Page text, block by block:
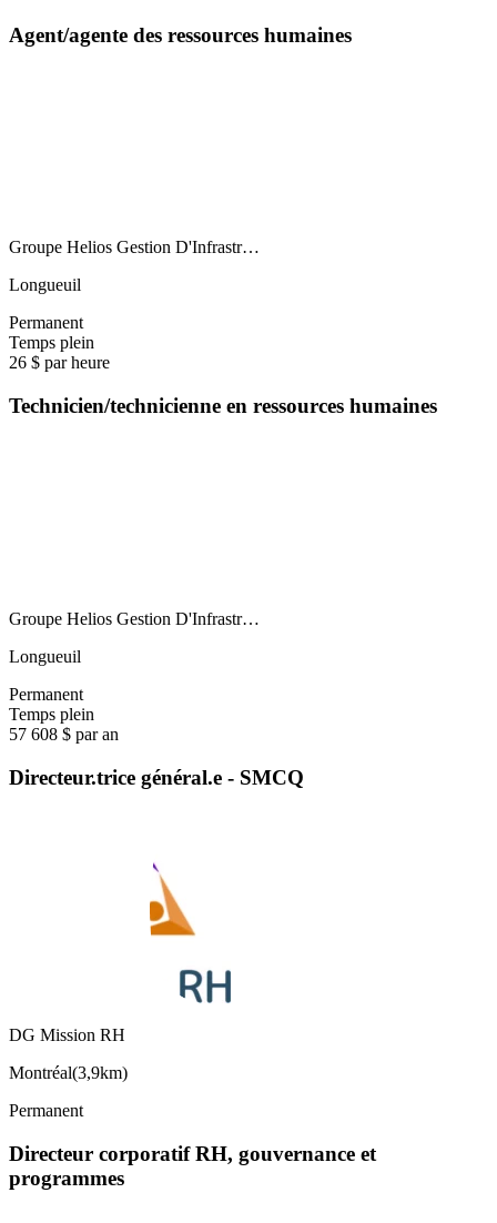
Agent/agente des ressources humaines
Groupe Helios Gestion D'Infrastr…
Longueuil
Permanent
Temps plein
26 $ par heure
Technicien/technicienne en ressources humaines
Groupe Helios Gestion D'Infrastr…
Longueuil
Permanent
Temps plein
57 608 $ par an
Directeur.trice général.e - SMCQ
DG Mission RH
Montréal(3,9km)
Permanent
Directeur corporatif RH, gouvernance et
programmes